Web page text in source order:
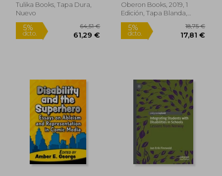
dcto. 86,33 € dcto.
Tulika Books, Tapa Dura,
Nuevo
Oberon Books, 2019, 1
Edición, Tapa Blanda,
Nuevo